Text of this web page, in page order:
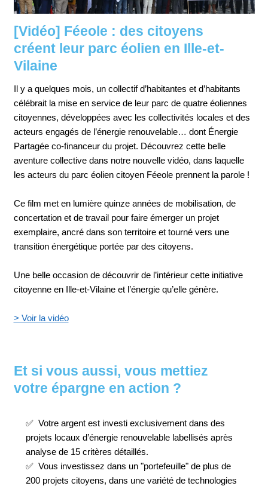
[Vidéo] Féeole : des citoyens
créent leur parc éolien en Ille-et-
Vilaine
Il y a quelques mois, un collectif d’habitantes et d’habitants
célébrait la mise en service de leur parc de quatre éoliennes
citoyennes, développées avec les collectivités locales et des
acteurs engagés de l’énergie renouvelable… dont Énergie
Partagée co-financeur du projet. Découvrez cette belle
aventure collective dans notre nouvelle vidéo, dans laquelle
les acteurs du parc éolien citoyen Féeole prennent la parole !
Ce film met en lumière quinze années de mobilisation, de
concertation et de travail pour faire émerger un projet
exemplaire, ancré dans son territoire et tourné vers une
transition énergétique portée par des citoyens.
Une belle occasion de découvrir de l’intérieur cette initiative
citoyenne en Ille‑et‑Vilaine et l’énergie qu’elle génère.
> Voir la vidéo
Et si vous aussi, vous mettiez
votre épargne en action ?
✅ Votre argent est investi exclusivement dans des
projets locaux d’énergie renouvelable labellisés après
analyse de 15 critères détaillés.
✅ Vous investissez dans un "portefeuille" de plus de
200 projets citoyens, dans une variété de technologies